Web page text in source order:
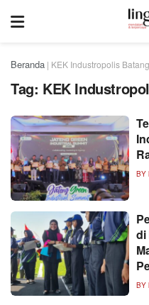
Beranda | KEK Industropolis Batang
Tag: KEK
BY
di
BY